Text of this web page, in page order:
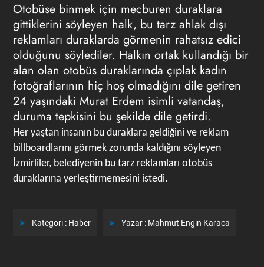
Otobüse binmek için mecburen duraklara
gittiklerini söyleyen halk, bu tarz ahlak dışı
reklamları duraklarda görmenin rahatsız edici
olduğunu söylediler. Halkın ortak kullandığı bir
alan olan otobüs duraklarında çıplak kadın
fotoğraflarının hiç hoş olmadığını dile getiren
24 yaşındaki Murat Erdem isimli vatandaş,
duruma tepkisini bu şekilde dile getirdi.
Her yaştan insanın bu duraklara geldiğini ve reklam
billboardlarını görmek zorunda kaldığını söyleyen
İzmirliler, belediyenin bu tarz reklamları otobüs
duraklarına yerleştirmemesini istedi.
Kategori : Haber Yazar : Mahmut Engin Karaca